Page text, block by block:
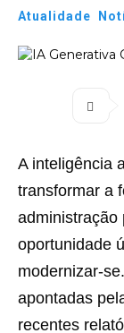
Atualidade
A inteligência
transformar a
administração
oportunidade
modernizar-
apontadas
recentes